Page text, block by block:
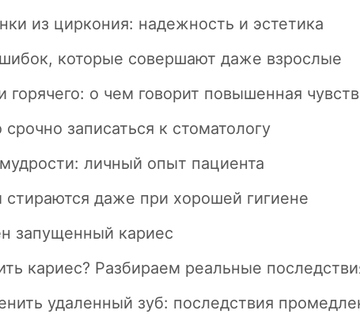
из циркония: надежность и эстетика
которые совершают даже взрослые
горячего: о чем говорит повышенная
записаться к стоматологу
личный опыт пациента
даже при хорошей гигиене
запущенный кариес
кариес? Разбираем реальные
удаленный зуб: последствия